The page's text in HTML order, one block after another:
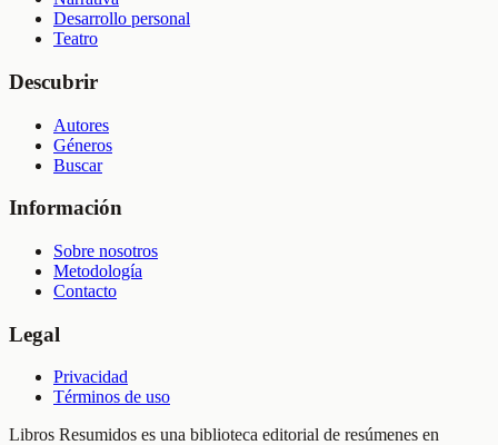
Desarrollo personal
Teatro
Descubrir
Autores
Géneros
Buscar
Información
Sobre nosotros
Metodología
Contacto
Legal
Privacidad
Términos de uso
Libros Resumidos es una biblioteca editorial de resúmenes en